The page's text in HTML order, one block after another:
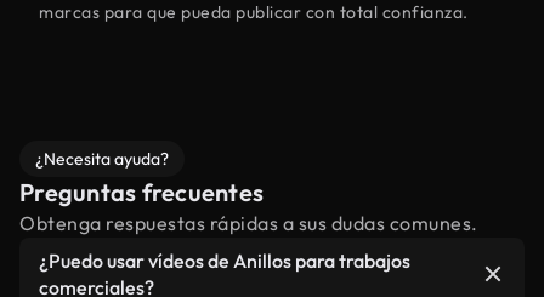
marcas para que pueda publicar con total confianza.
¿Necesita ayuda?
Preguntas frecuentes
Obtenga respuestas rápidas a sus dudas comunes.
¿Puedo usar vídeos de Anillos para trabajos
comerciales?